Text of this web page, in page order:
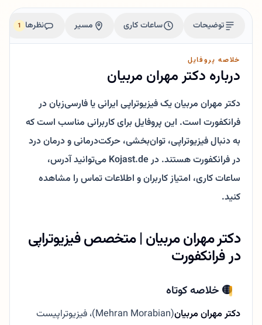
توضیحات ساعات کاری مسیر نظرها 1
خلاصه پروفایل
درباره دکتر مهران مربیان
دکتر مهران مربیان یک فیزیوتراپی ایرانی یا فارسی‌زبان در
فرانکفورت است. این پروفایل برای کاربرانی مناسب است که
به دنبال فیزیوتراپی، توان‌بخشی، حرکت‌درمانی و درمان درد
در فرانکفورت هستند. در Kojast.de می‌توانید آدرس،
ساعات کاری، امتیاز کاربران و اطلاعات تماس را مشاهده
کنید.
دکتر مهران مربیان | متخصص فیزیوتراپی
در فرانکفورت
🟡 خلاصه کوتاه
دکتر مهران مربیان (Mehran Morabian)، فیزیوتراپیست